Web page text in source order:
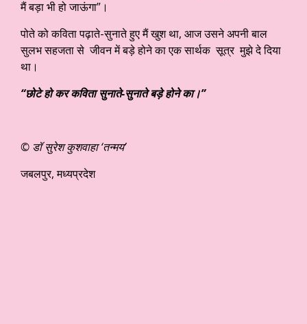
मैं बड़ा भी हो जाऊंगा”।
पोते को कविता पढ़ाते-सुनाते हुए मैं खुश था, आज उसने अपनी बाल
सुलभ सहजता से जीवन में बड़े होने का एक सार्थक सूत्र मुझे दे दिया
था।
“छोटे हो कर कविता सुनाते-सुनाते बड़े होने का।”
© डॉ सुरेश कुशवाहा ‘तन्मय’
जबलपुर, मध्यप्रदेश